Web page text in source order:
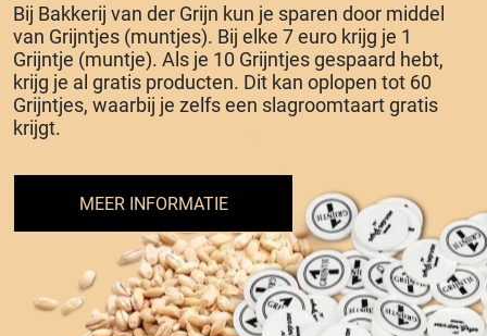
Bij Bakkerij van der Grijn kun je sparen door middel
van Grijntjes (muntjes). Bij elke 7 euro krijg je 1
Grijntje (muntje). Als je 10 Grijntjes gespaard hebt,
krijg je al gratis producten. Dit kan oplopen tot 60
Grijntjes, waarbij je zelfs een slagroomtaart gratis
krijgt.
MEER INFORMATIE